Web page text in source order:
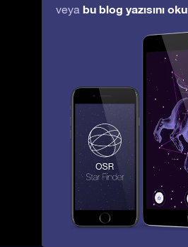
veya bu blog yazısını oku